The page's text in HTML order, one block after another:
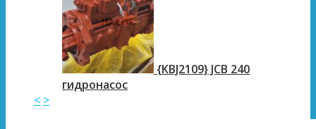
{KBJ2109} JCB 240
гидронасос
< >